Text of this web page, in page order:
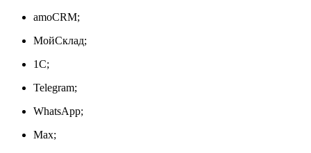
amoCRM;
МойСклад;
1С;
Telegram;
WhatsApp;
Max;